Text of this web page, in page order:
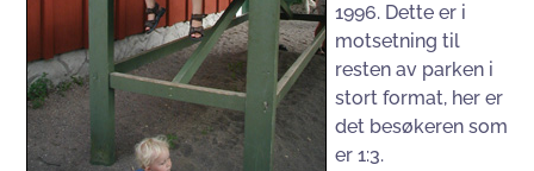
1996. Dette er i
motsetning til
resten av parken i
stort format, her er
det besøkeren som
er 1:3.